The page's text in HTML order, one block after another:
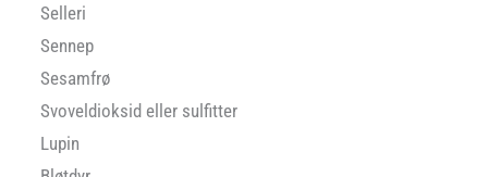
Selleri
Sennep
Sesamfrø
Svoveldioksid eller sulfitter
Lupin